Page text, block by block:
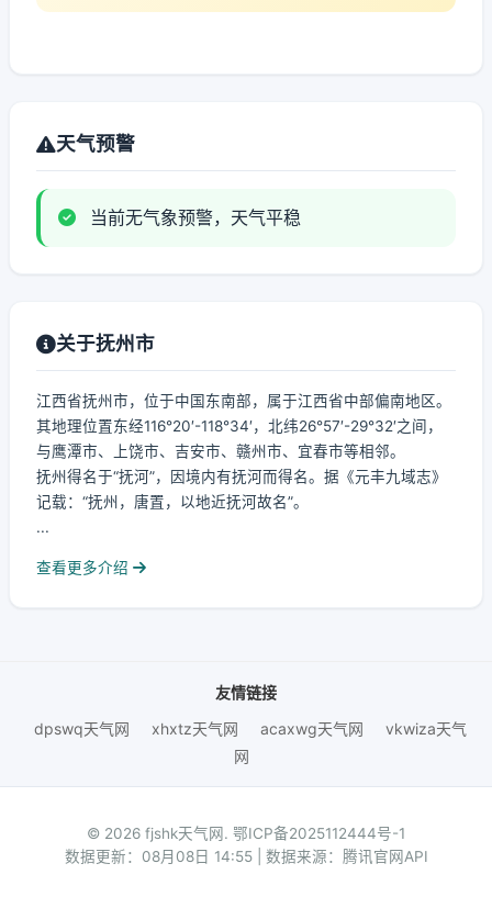
天气预警
当前无气象预警，天气平稳
关于抚州市
江西省抚州市，位于中国东南部，属于江西省中部偏南地区。
其地理位置东经116°20′-118°34′，北纬26°57′-29°32′之间，
与鹰潭市、上饶市、吉安市、赣州市、宜春市等相邻。
抚州得名于“抚河”，因境内有抚河而得名。据《元丰九域志》
记载：“抚州，唐置，以地近抚河故名”。
...
查看更多介绍
友情链接
dpswq天气网
xhxtz天气网 acaxwg天气网
vkwiza天气
网
© 2026 fjshk天气网. 鄂ICP备2025112444号-1
数据更新：08月08日 14:55 | 数据来源：腾讯官网API